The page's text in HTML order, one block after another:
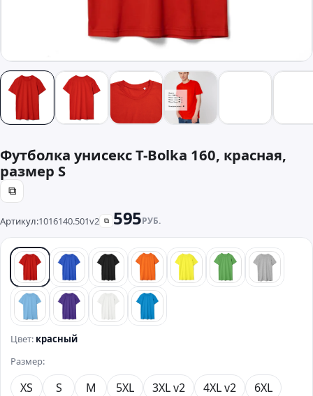
Футболка унисекс T-Bolka 160, красная,
размер S
⧉
Артикул:1016140.501v2 ⧉ 595РУБ.
красныйсиний черный оранжевыйжелтыйзеленыйсерый
голубойфиолетовый
белый бирюзовый
Цвет: красный
Размер:
XS S M 5XL 3XL v2 4XL v2
6XL